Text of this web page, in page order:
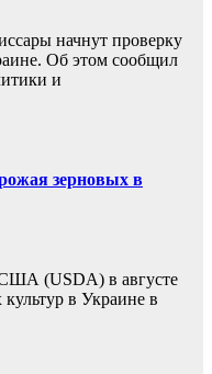
начнут проверку
Об этом сообщил
и
зерновых в
США (USDA) в августе
в Украине в